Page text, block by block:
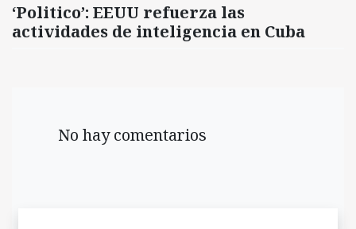
‘Politico’: EEUU refuerza las
actividades de inteligencia en Cuba
No hay comentarios